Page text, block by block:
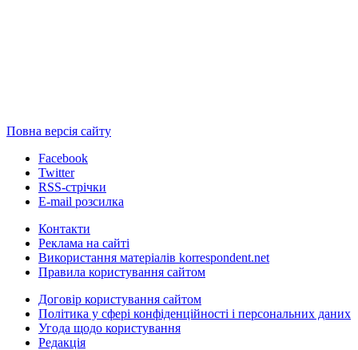
Повна версія сайту
Facebook
Twitter
RSS-стрічки
E-mail розсилка
Контакти
Реклама на сайті
Використання матеріалів korrespondent.net
Правила користування сайтом
Договір користування сайтом
Політика у сфері конфіденційності і персональних даних
Угода щодо користування
Редакція